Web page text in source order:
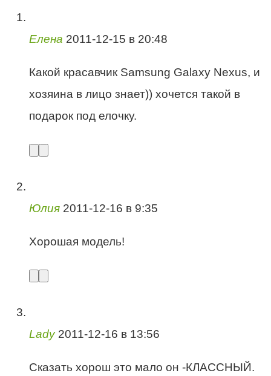
Елена 2011-12-15 в 20:48
Какой красавчик Samsung Galaxy Nexus, и
хозяина в лицо знает)) хочется такой в
подарок под елочку.
Юлия 2011-12-16 в 9:35
Хорошая модель!
Lady 2011-12-16 в 13:56
Сказать хорош это мало он -КЛАССНЫЙ.